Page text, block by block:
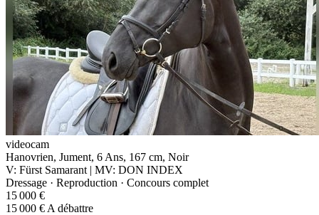
videocam
Hanovrien, Jument, 6 Ans, 167 cm, Noir
V: Fürst Samarant | MV: DON INDEX
Dressage · Reproduction · Concours complet
15 000 €
15 000 € A débattre